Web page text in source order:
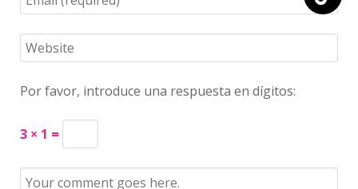
Por favor, introduce una respuesta en dígitos:
3 × 1 =